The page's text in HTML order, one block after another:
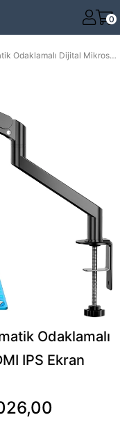
0
TOMLOV TM3K-AF Max Otomatik Odaklamalı Dijital Mikroskop: 10.1 Inc HDMI IPS Ekran
Odaklamalı
IPS Ekran